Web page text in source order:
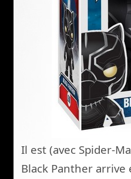
Il est (avec Spider-
Black Panther